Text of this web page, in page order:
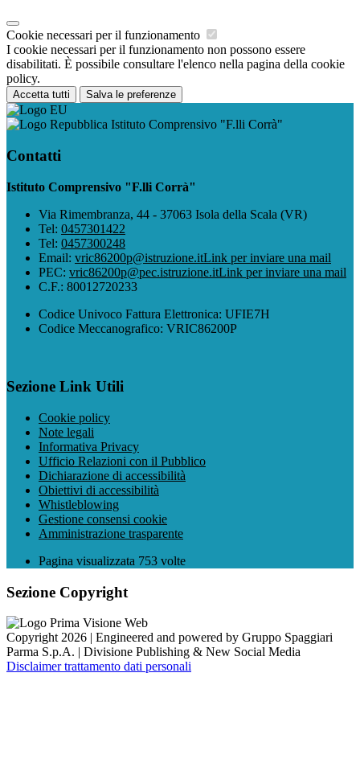
Cookie necessari per il funzionamento
I cookie necessari per il funzionamento non possono essere
disabilitati. È possibile consultare l'elenco nella pagina della cookie
policy.
Accetta tutti Salva le preferenze
Istituto Comprensivo "F.lli Corrà"
Contatti
Istituto Comprensivo "F.lli Corrà"
Via Rimembranza, 44 - 37063 Isola della Scala (VR)
Tel: 0457301422
Tel: 0457300248
Email: vric86200p@istruzione.itLink per inviare una mail
PEC: vric86200p@pec.istruzione.itLink per inviare una mail
C.F.: 80012720233
Codice Univoco Fattura Elettronica: UFIE7H
Codice Meccanografico: VRIC86200P
Sezione Link Utili
Cookie policy
Note legali
Informativa Privacy
Ufficio Relazioni con il Pubblico
Dichiarazione di accessibilità
Obiettivi di accessibilità
Whistleblowing
Gestione consensi cookie
Amministrazione trasparente
Pagina visualizzata 753 volte
Sezione Copyright
Copyright 2026 | Engineered and powered by Gruppo Spaggiari
Parma S.p.A. | Divisione Publishing & New Social Media
Disclaimer trattamento dati personali